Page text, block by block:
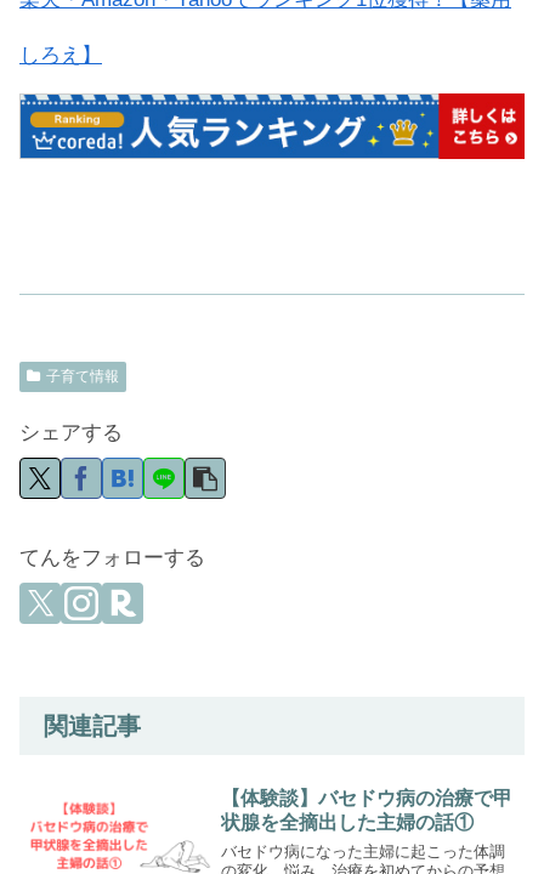
しろえ】
子育て情報
シェアする
てんをフォローする
関連記事
【体験談】バセドウ病の治療で甲
状腺を全摘出した主婦の話①
バセドウ病になった主婦に起こった体調